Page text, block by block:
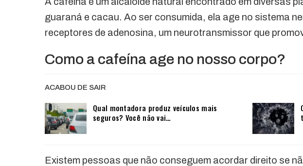
guaraná e cacau. Ao ser consumida, ela age no sistema
receptores de adenosina, um neurotransmissor que
Como a cafeína age no nosso corpo?
ACABOU DE SAIR
Qual montadora produz veículos mais
seguros? Você não vai…
Existem pessoas que não conseguem acordar direito se